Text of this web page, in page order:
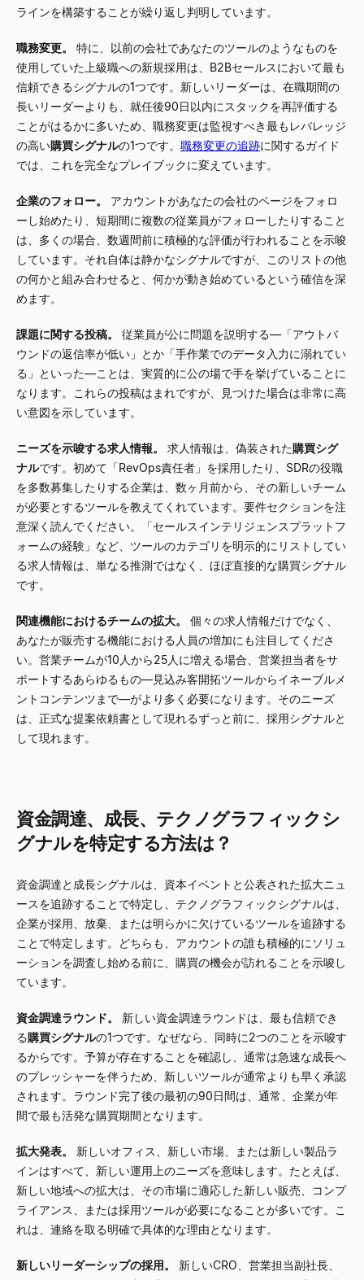
ラインを構築することが繰り返し判明しています。
職務変更。
特に、以前の会社であなたのツールのようなものを
使用していた上級職への新規採用は、B2Bセールスにおいて最も
信頼できるシグナルの1つです。新しいリーダーは、在職期間の
長いリーダーよりも、就任後90日以内にスタックを再評価する
ことがはるかに多いため、職務変更は監視すべき最もレバレッジ
の高い購買シグナルの1つです。 職務変更の追跡に関するガイド
では、これを完全なプレイブックに変えています。
企業のフォロー。
アカウントがあなたの会社のページをフォロ
ーし始めたり、短期間に複数の従業員がフォローしたりすること
は、多くの場合、数週間前に積極的な評価が行われることを示唆
しています。それ自体は静かなシグナルですが、このリストの他
の何かと組み合わせると、何かが動き始めているという確信を深
めます。
課題に関する投稿。
従業員が公に問題を説明する—「アウトバ
ウンドの返信率が低い」とか「手作業でのデータ入力に溺れてい
る」といった—ことは、実質的に公の場で手を挙げていることに
なります。これらの投稿はまれですが、見つけた場合は非常に高
い意図を示しています。
ニーズを示唆する求人情報。 求人情報は、偽装された購買シグ
ナルです。初めて「RevOps責任者」を採用したり、SDRの役職
を多数募集したりする企業は、数ヶ月前から、その新しいチーム
が必要とするツールを教えてくれています。要件セクションを注
意深く読んでください。「セールスインテリジェンスプラットフ
ォームの経験」など、ツールのカテゴリを明示的にリストしてい
る求人情報は、単なる推測ではなく、ほぼ直接的な購買シグナル
です。
関連機能におけるチームの拡大。
個々の求人情報だけでなく、
あなたが販売する機能における人員の増加にも注目してくださ
い。営業チームが10人から25人に増える場合、営業担当者をサ
ポートするあらゆるもの—見込み客開拓ツールからイネーブルメ
ントコンテンツまで—がより多く必要になります。そのニーズ
は、正式な提案依頼書として現れるずっと前に、採用シグナルと
して現れます。
資金調達、成長、テクノグラフィックシ
グナルを特定する方法は？
資金調達と成長シグナルは、資本イベントと公表された拡大ニュ
ースを追跡することで特定し、テクノグラフィックシグナルは、
企業が採用、放棄、または明らかに欠けているツールを追跡する
ことで特定します。どちらも、アカウントの誰も積極的にソリュ
ーションを調査し始める前に、購買の機会が訪れることを示唆し
ています。
資金調達ラウンド。
新しい資金調達ラウンドは、最も信頼でき
る購買シグナルの1つです。なぜなら、同時に2つのことを示唆す
るからです。予算が存在することを確認し、通常は急速な成長へ
のプレッシャーを伴うため、新しいツールが通常よりも早く承認
されます。ラウンド完了後の最初の90日間は、通常、企業が年
間で最も活発な購買期間となります。
拡大発表。
新しいオフィス、新しい市場、または新しい製品ラ
インはすべて、新しい運用上のニーズを意味します。たとえば、
新しい地域への拡大は、その市場に適応した新しい販売、コンプ
ライアンス、または採用ツールが必要になることが多いです。こ
れは、連絡を取る明確で具体的な理由となります。
新しいリーダーシップの採用。
新しいCRO、営業担当副社長、